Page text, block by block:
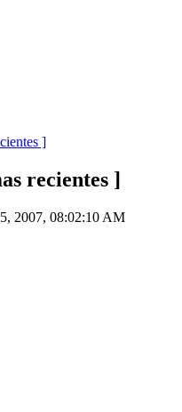
]
recientes ]
2007, 08:02:10 AM